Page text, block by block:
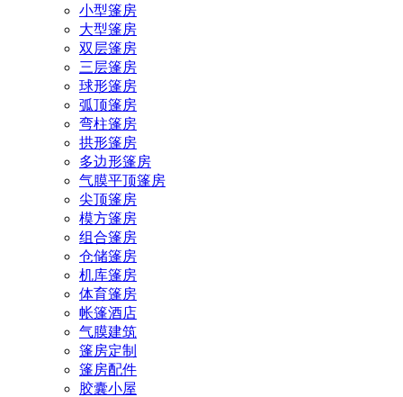
小型篷房
大型篷房
双层篷房
三层篷房
球形篷房
弧顶篷房
弯柱篷房
拱形篷房
多边形篷房
气膜平顶篷房
尖顶篷房
模方篷房
组合篷房
仓储篷房
机库篷房
体育篷房
帐篷酒店
气膜建筑
篷房定制
篷房配件
胶囊小屋